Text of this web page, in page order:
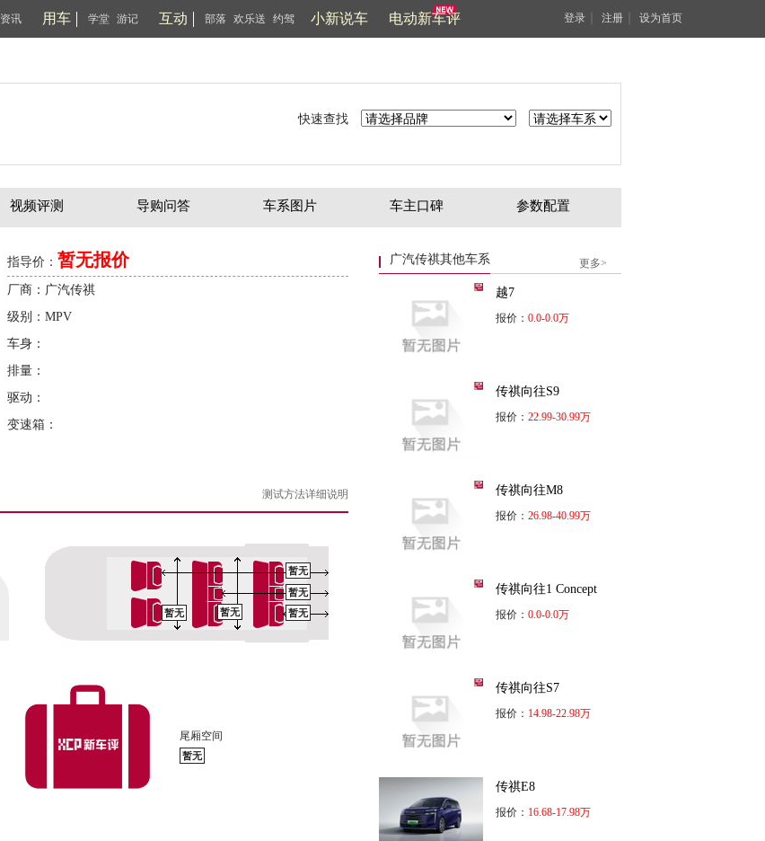
资讯 用车 学堂 游记 互动 部落 欢乐送 约驾 小新说车 电动新车评 登录 注册 设为首页
快速查找
视频评测 导购问答 车系图片 车主口碑 参数配置
指导价： 暂无报价
厂商：广汽传祺
级别：MPV
车身：
排量：
驱动：
变速箱：
测试方法详细说明
暂无
暂无
暂无
暂无
暂无
尾厢空间
暂无
广汽传祺其他车系 更多>
越7
报价： 0.0-0.0万
传祺向往S9
报价： 22.99-30.99万
传祺向往M8
报价： 26.98-40.99万
传祺向往1 Concept
报价： 0.0-0.0万
传祺向往S7
报价： 14.98-22.98万
传祺E8
报价： 16.68-17.98万